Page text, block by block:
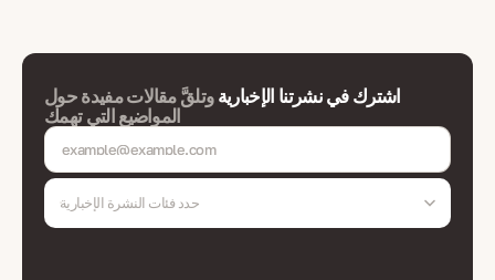
اشترك في نشرتنا الإخباريةوتلقَّ مقالات مفيدة حول
المواضيع التي تهمك
حدد فئات النشرة الإخبارية